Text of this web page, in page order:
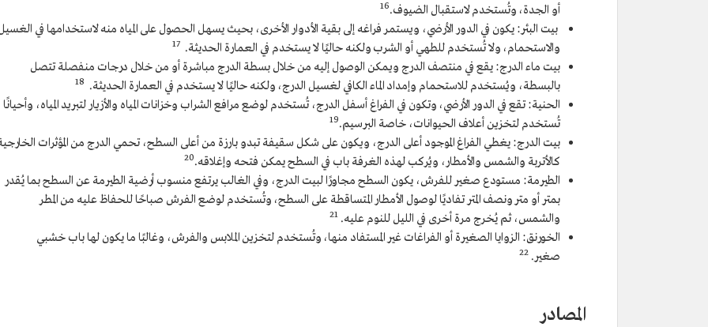
أو الجدة، وتُستخدم لاستقبال الضيوف.16
بيت البئر: يكون في الدور الأرضي، ويستمر فراغه إلى بقية الأدوار الأخرى، بحيث يسهل الحصول على المياه منه لاستخدامها في
والاستحمام، ولا تُستخدم للطهي أو الشرب ولكنه حاليًا لا يستخدم في العمارة الحديثة. 17
بيت ماء الدرج: يقع في منتصف الدرج ويمكن الوصول إليه من خلال بسطة الدرج مباشرة أو من خلال درجات منفصلة تتصل
بالبسطة، ويُستخدم للاستحمام وإمداد الماء الكافي لغسيل الدرج، ولكنه حاليًا لا يستخدم في العمارة الحديثة. 18
الحنية: تقع في الدور الأرضي، وتكون في الفراغ أسفل الدرج، تُستخدم لوضع مرافع الشراب وخزانات المياه والأزيار لتبريد المياه، وأحيانًا
تُستخدم لتخزين أعلاف الحيوانات، خاصة البرسيم.19
بيت الدرج: يغطي الفراغ الموجود أعلى الدرج، ويكون على شكل سقيفة تبدو بارزة من أعلى السطح، تحمي الدرج من المؤثرات
كالأتربة والشمس والأمطار، ويُركب لهذه الغرفة باب في السطح يمكن فتحه وإغلاقه.20
الطيرمة: مستودع صغير للفرش، يكون السطح مجاورًا لبيت الدرج، وفي الغالب يرتفع منسوب أرضية الطيرمة عن السطح بما يُقدر
بمتر أو متر ونصف المتر تفاديًا لوصول الأمطار المتساقطة على السطح، وتُستخدم لوضع الفرش صباحًا للحفاظ عليه من المطر
والشمس، ثم يُخرج مرة أخرى في الليل للنوم عليه. 21
الخورنق: الزوايا الصغيرة أو الفراغات غير المستفاد منها، وتُستخدم لتخزين الملابس والفرش، وغالبًا ما يكون لها باب خشبي
صغير. 22
المصادر